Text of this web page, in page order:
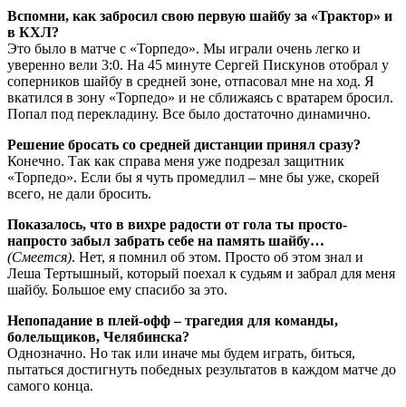
Вспомни, как забросил свою первую шайбу за «Трактор» и
в КХЛ?
Это было в матче с «Торпедо». Мы играли очень легко и
уверенно вели 3:0. На 45 минуте Сергей Пискунов отобрал у
соперников шайбу в средней зоне, отпасовал мне на ход. Я
вкатился в зону «Торпедо» и не сближаясь с вратарем бросил.
Попал под перекладину. Все было достаточно динамично.
Решение бросать со средней дистанции принял сразу?
Конечно. Так как справа меня уже подрезал защитник
«Торпедо». Если бы я чуть промедлил – мне бы уже, скорей
всего, не дали бросить.
Показалось, что в вихре радости от гола ты просто-
напросто забыл забрать себе на память шайбу…
(Смеется). Нет, я помнил об этом. Просто об этом знал и
Леша Тертышный, который поехал к судьям и забрал для меня
шайбу. Большое ему спасибо за это.
Непопадание в плей-офф – трагедия для команды,
болельщиков, Челябинска?
Однозначно. Но так или иначе мы будем играть, биться,
пытаться достигнуть победных результатов в каждом матче до
самого конца.